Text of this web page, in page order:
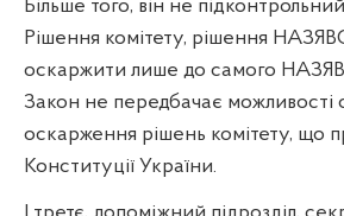
Більше того, він не
Рішення комітету, рішення
оскаржити лише до самого
Закон не передбачає можливості
оскарження рішень комітету, що
Конституції України.